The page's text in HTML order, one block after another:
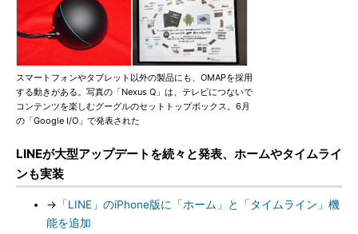
スマートフォンやタブレット以外の製品にも、OMAPを採用
する動きがある。写真の「Nexus Q」は、テレビにつないで
コンテンツを楽しむグーグルのセットトップボックス。6月
の「Google I/O」で発表された
LINEが大型アップデートを続々と発表、ホームやタイムライ
ンも実装
→ 「LINE」のiPhone版に「ホーム」と「タイムライン」機
能を追加